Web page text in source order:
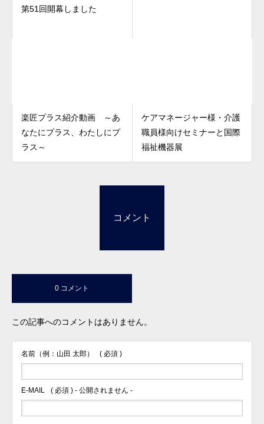
第51回開幕しました
楽匠プラス紹介動画 ～あ
なたにプラス、わたしにプ
ラス～
ケアマネージャー様・介護
職員様向けセミナーと国際
福祉機器展
コメント
0 コメント
この記事へのコメントはありません。
名前（例：山田 太郎） ( 必須 )
E-MAIL ( 必須 ) - 公開されません -